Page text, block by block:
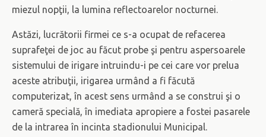
miezul nopţii, la lumina reflectoarelor nocturnei.
Astăzi, lucrătorii firmei ce s-a ocupat de refacerea
suprafeţei de joc au făcut probe şi pentru aspersoarele
sistemului de irigare intruindu-i pe cei care vor prelua
aceste atribuţii, irigarea urmând a fi făcută
computerizat, în acest sens urmând a se construi şi o
cameră specială, în imediata apropiere a fostei pasarele
de la intrarea în incinta stadionului Municipal.